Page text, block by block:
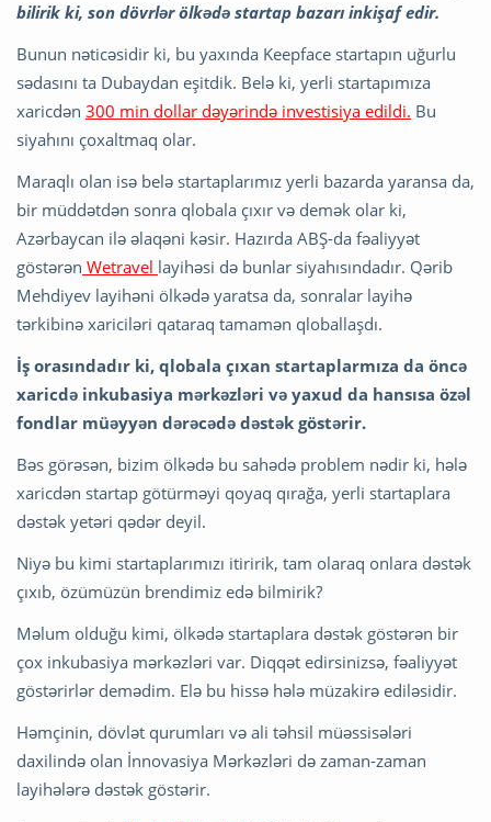
bilirik ki, son dövrlər ölkədə startap bazarı inkişaf edir.
Bunun nəticəsidir ki, bu yaxında Keepface startapın uğurlu
sədasını ta Dubaydan eşitdik. Belə ki, yerli startapımıza
xaricdən 300 min dollar dəyərində investisiya edildi. Bu
siyahını çoxaltmaq olar.
Maraqlı olan isə belə startaplarımız yerli bazarda yaransa da,
bir müddətdən sonra qlobala çıxır və demək olar ki,
Azərbaycan ilə əlaqəni kəsir. Hazırda ABŞ-da fəaliyyət
göstərən Wetravel layihəsi də bunlar siyahısındadır. Qərib
Mehdiyev layihəni ölkədə yaratsa da, sonralar layihə
tərkibinə xariciləri qataraq tamamən qloballaşdı.
İş orasındadır ki, qlobala çıxan startaplarmıza da öncə
xaricdə inkubasiya mərkəzləri və yaxud da hansısa özəl
fondlar müəyyən dərəcədə dəstək göstərir.
Bəs görəsən, bizim ölkədə bu sahədə problem nədir ki, hələ
xaricdən startap götürməyi qoyaq qırağa, yerli startaplara
dəstək yetəri qədər deyil.
Niyə bu kimi startaplarımızı itiririk, tam olaraq onlara dəstək
çıxıb, özümüzün brendimiz edə bilmirik?
Məlum olduğu kimi, ölkədə startaplara dəstək göstərən bir
çox inkubasiya mərkəzləri var. Diqqət edirsinizsə, fəaliyyət
göstərirlər demədim. Elə bu hissə hələ müzakirə ediləsidir.
Həmçinin, dövlət qurumları və ali təhsil müəssisələri
daxilində olan İnnovasiya Mərkəzləri də zaman-zaman
layihələrə dəstək göstərir.